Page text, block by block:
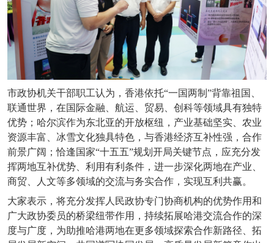
市政协机关干部职工认为，香港依托“一国两制”背靠祖国、
联通世界，在国际金融、航运、贸易、创科等领域具有独特
优势；哈尔滨作为东北亚的开放枢纽，产业基础坚实、农业
资源丰富、冰雪文化独具特色，与香港经济互补性强，合作
前景广阔；恰逢国家“十五五”规划开局关键节点，应充分发
挥两地互补优势、利用有利条件，进一步深化两地在产业、
商贸、人文等多领域的交流与务实合作，实现互利共赢。
大家表示，将充分发挥人民政协专门协商机构的优势作用和
广大政协委员的桥梁纽带作用，持续拓展哈港交流合作的深
度与广度，为助推哈港两地在更多领域探索合作新路径、拓